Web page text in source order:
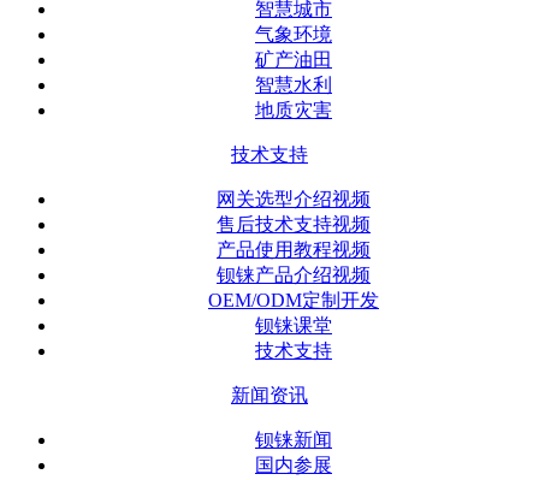
智慧城市
气象环境
矿产油田
智慧水利
地质灾害
技术支持
网关选型介绍视频
售后技术支持视频
产品使用教程视频
钡铼产品介绍视频
OEM/ODM定制开发
钡铼课堂
技术支持
新闻资讯
钡铼新闻
国内参展